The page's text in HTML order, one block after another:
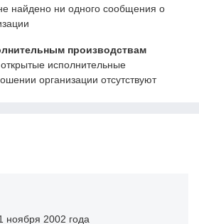
найдено ни одного сообщения о
производствам
исполнительные
организации отсутствуют
ноября 2002 года